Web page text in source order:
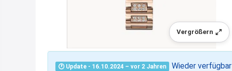
Vergrößern
🕐 Update - 16.10.2024 – vor 2 Jahren Wieder